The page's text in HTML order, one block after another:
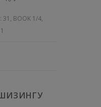
31 , BOOK 1/4,